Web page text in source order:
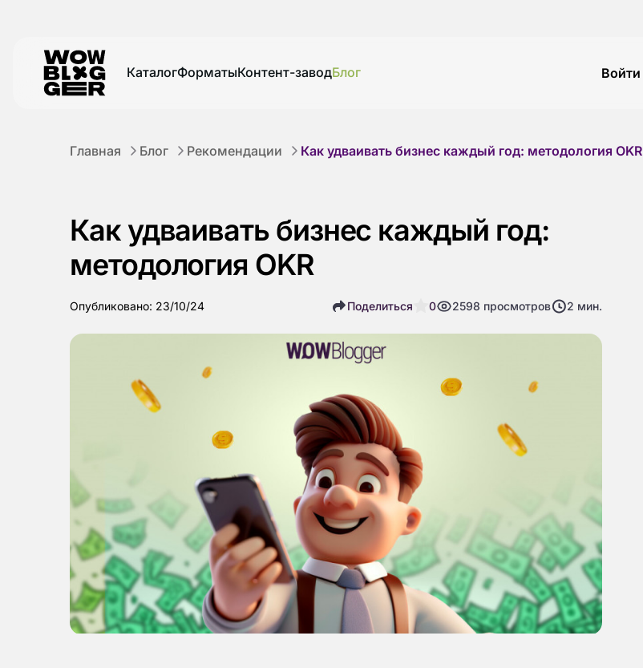
КаталогФорматыКонтент-заводБлог Войти
Главная Блог Рекомендации Как удваивать бизнес каждый год: методология OKR
Как удваивать бизнес каждый год:
методология OKR
Опубликовано: 23/10/24 Поделиться 0 2598 просмотров 2 мин.